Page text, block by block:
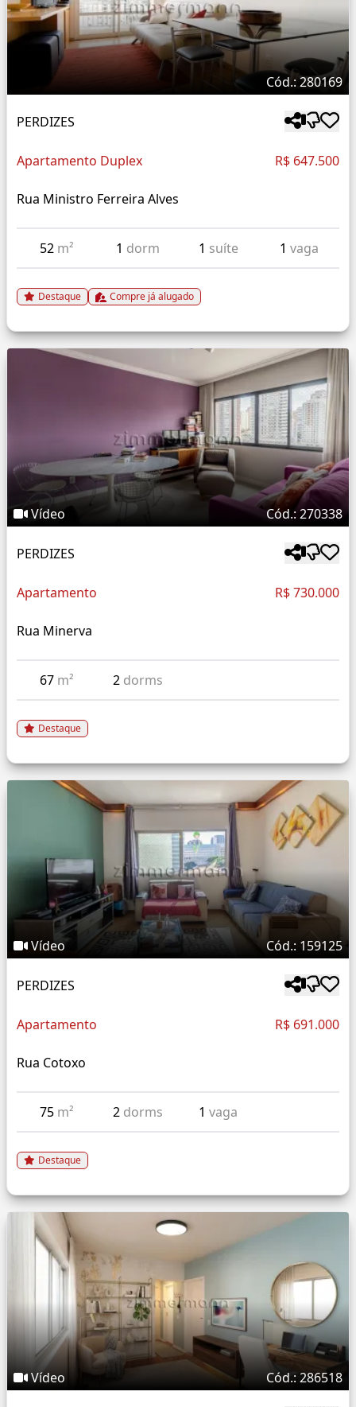
Cód.: 280169
PERDIZES
Apartamento Duplex R$ 647.500
Rua Ministro Ferreira Alves
52 m² 1 dorm 1 suíte 1 vaga
Destaque Compre já alugado
Vídeo Cód.: 270338
PERDIZES
Apartamento R$ 730.000
Rua Minerva
67 m² 2 dorms
Destaque
Vídeo Cód.: 159125
PERDIZES
Apartamento R$ 691.000
Rua Cotoxo
75 m² 2 dorms 1vaga
Destaque
Vídeo Cód.: 286518